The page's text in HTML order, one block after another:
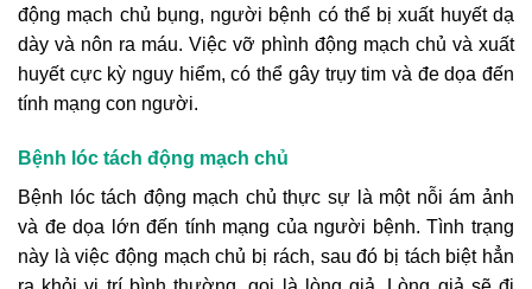
động mạch chủ bụng, người bệnh có thể bị xuất huyết dạ
dày và nôn ra máu. Việc vỡ phình động mạch chủ và xuất
huyết cực kỳ nguy hiểm, có thể gây trụy tim và đe dọa đến
tính mạng con người.
Bệnh lóc tách động mạch chủ
Bệnh lóc tách động mạch chủ thực sự là một nỗi ám ảnh
và đe dọa lớn đến tính mạng của người bệnh. Tình trạng
này là việc động mạch chủ bị rách, sau đó bị tách biệt hẳn